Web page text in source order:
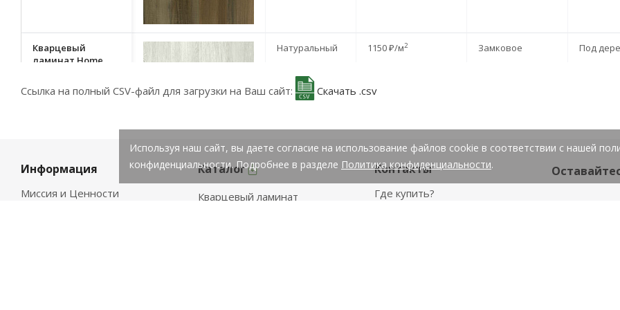
Кварцевый
ламинат Home
Натуральный Дуб
Зимний лес
Натуральный 1150 ₽/м2 Замковое Под
Кварцевый
ламинат Home
Expert
1150 ₽/м2 Под
Ссылка на полный CSV-файл для загрузки на Ваш сайт: Скачать .csv
Информация
Миссия и Ценности
Каталог
Кварцевый ламинат
Контакты
Где купить?
Используя наш сайт, вы даете согласие на использование файлов cookie в соответствии с нашей
конфиденциальности. Подробнее в разделе Политика конфиденциальности.